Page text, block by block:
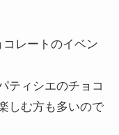
レートのイベン
ティシエのチョコ
しむ方も多いので